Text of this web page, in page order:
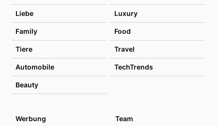
Liebe Luxury
Family Food
Tiere Travel
Automobile TechTrends
Beauty
Werbung Team